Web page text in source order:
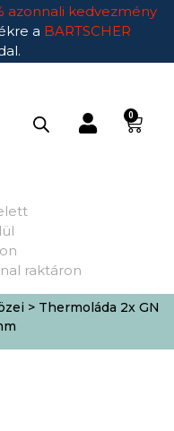
azonnali kedvezmény
a BARTSCHER
0
raktáron
> Thermoláda 2x GN